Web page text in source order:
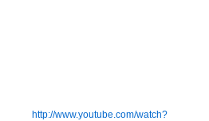
http://www.youtube.com/watch?